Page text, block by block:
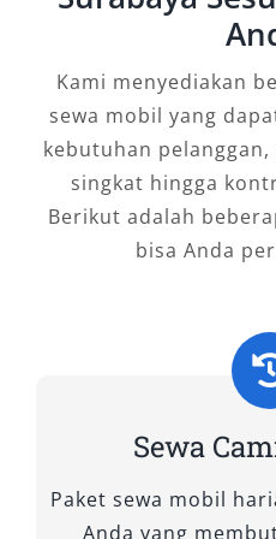
tentang kenyamanan,
efisiensi dan citra diri.
untuk berbagai
Perjalanan bisnis
profesional
Acara pribadi
:
kunjungan
jemput ke Bandara
Gubeng dengan
Perjalanan luar
kenyamanan dan
bepergian keluar
All New Camry
Kami menyediakan
sewa mobil yang
kebutuhan
singkat hingga
Berikut adalah
bisa Anda
Sewa
Paket sewa mobil
Anda yang